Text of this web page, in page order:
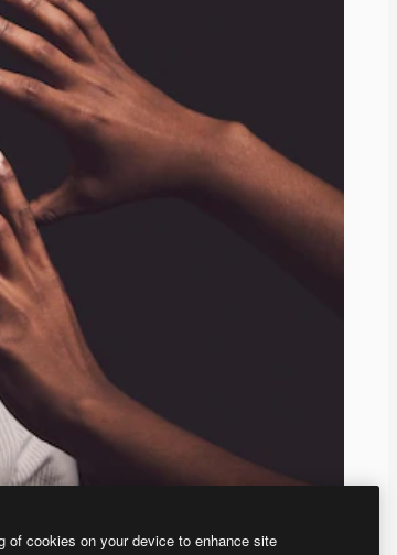
of cookies on your device to enhance site